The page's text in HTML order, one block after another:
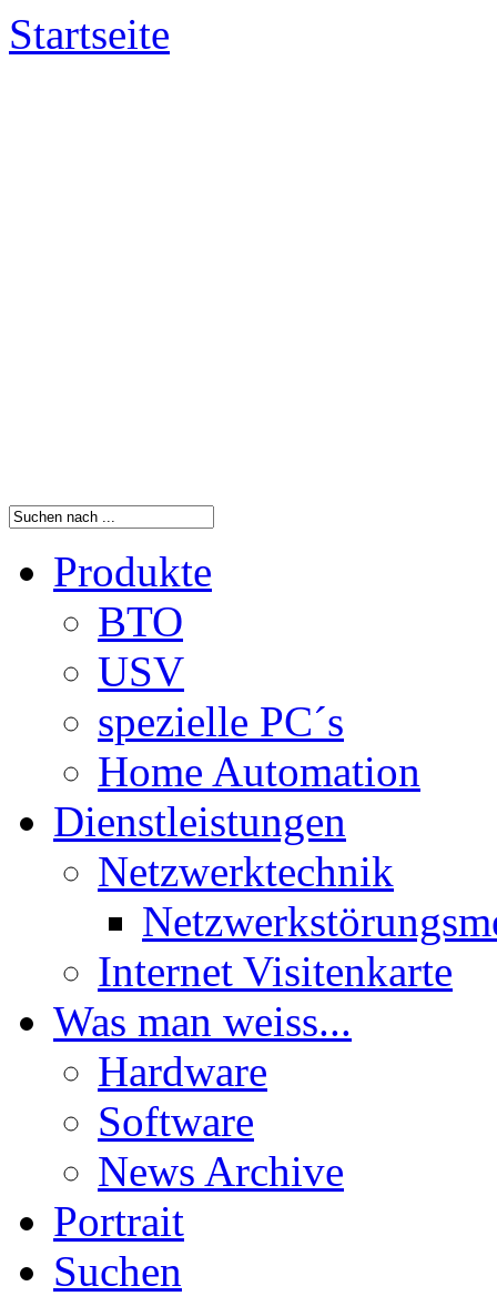
Startseite
Produkte
BTO
USV
spezielle PC´s
Home Automation
Dienstleistungen
Netzwerktechnik
Internet Visitenkarte
Was man weiss...
Hardware
Software
News Archive
Portrait
Suchen